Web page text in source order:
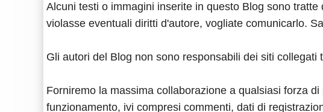
Alcuni testi o immagini inserite in questo Blog sono
violasse eventuali diritti d'autore, vogliate comunicarlo.
Gli autori del Blog non sono responsabili dei siti
Forniremo la massima collaborazione a qualsiasi forza
funzionamento, ivi compresi commenti, dati di